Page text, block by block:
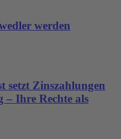
werden
setzt Zinszahlungen
– Ihre Rechte als